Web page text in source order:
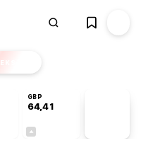
EKSTRA
GBP
64,41